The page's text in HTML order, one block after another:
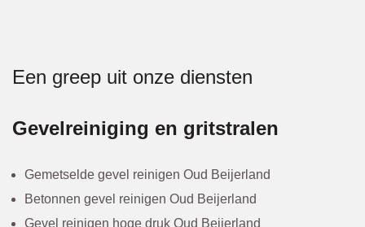
Een greep uit onze diensten
Gevelreiniging en gritstralen
Gemetselde gevel reinigen Oud Beijerland
Betonnen gevel reinigen Oud Beijerland
Gevel reinigen hoge druk Oud Beijerland